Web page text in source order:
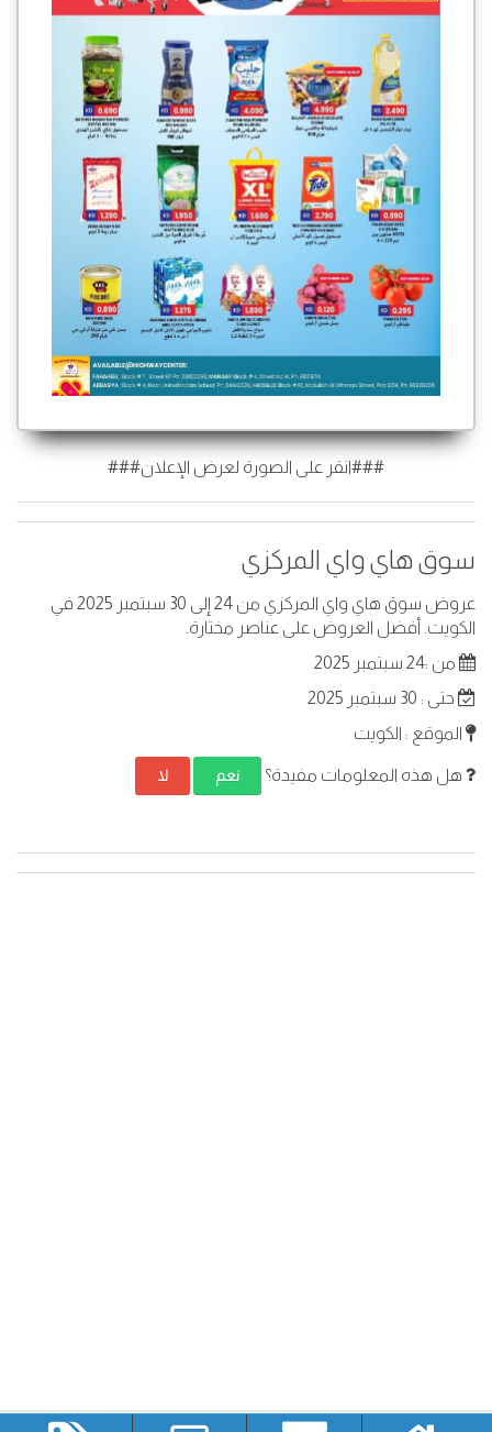
###انقر على الصورة لعرض الإعلان###
سوق هاي واي المركزي
عروض سوق هاي واي المركزي من 24 إلى 30 سبتمبر 2025 في
الكويت. أفضل العروض على عناصر مختارة.
من :24 سبتمبر 2025
حتى : 30 سبتمبر 2025
الموقع : الكويت
هل هذه المعلومات مفيدة؟ نعم لا